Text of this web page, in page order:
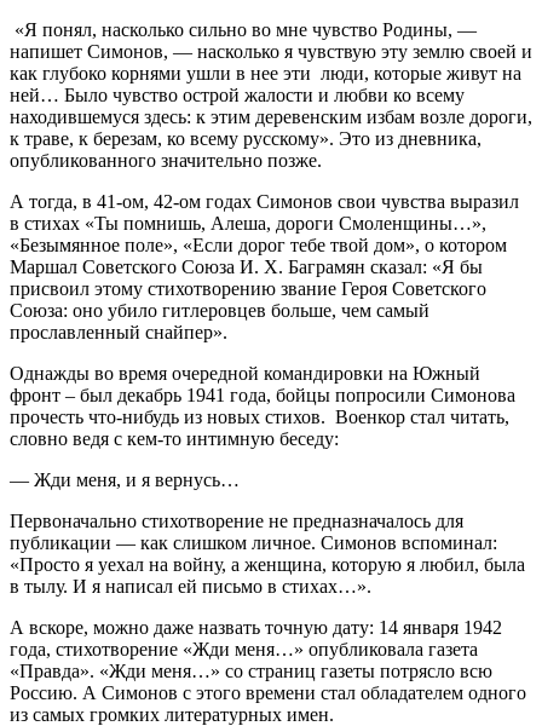
«Я понял, насколько сильно во мне чувство Родины, —
напишет Симонов, — насколько я чувствую эту землю своей и
как глубоко корнями ушли в нее эти люди, которые живут на
ней… Было чувство острой жалости и любви ко всему
находившемуся здесь: к этим деревенским избам возле дороги,
к траве, к березам, ко всему русскому». Это из дневника,
опубликованного значительно позже.
А тогда, в 41-ом, 42-ом годах Симонов свои чувства выразил
в стихах «Ты помнишь, Алеша, дороги Смоленщины…»,
«Безымянное поле», «Если дорог тебе твой дом», о котором
Маршал Советского Союза И. Х. Баграмян сказал: «Я бы
присвоил этому стихотворению звание Героя Советского
Союза: оно убило гитлеровцев больше, чем самый
прославленный снайпер».
Однажды во время очередной командировки на Южный
фронт – был декабрь 1941 года, бойцы попросили Симонова
прочесть что-нибудь из новых стихов. Военкор стал читать,
словно ведя с кем-то интимную беседу:
— Жди меня, и я вернусь…
Первоначально стихотворение не предназначалось для
публикации — как слишком личное. Симонов вспоминал:
«Просто я уехал на войну, а женщина, которую я любил, была
в тылу. И я написал ей письмо в стихах…».
А вскоре, можно даже назвать точную дату: 14 января 1942
года, стихотворение «Жди меня…» опубликовала газета
«Правда». «Жди меня…» со страниц газеты потрясло всю
Россию. А Симонов с этого времени стал обладателем одного
из самых громких литературных имен.